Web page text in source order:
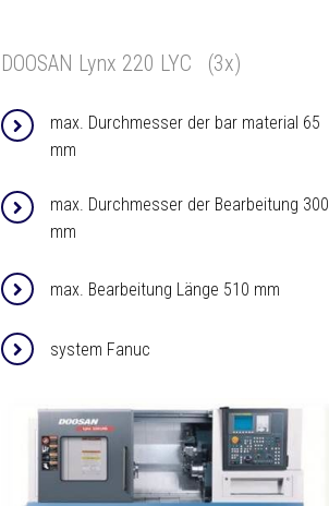
DOOSAN Lynx 220 LYC (3x)
max. Durchmesser der bar material 65
mm
max. Durchmesser der Bearbeitung 300
mm
max. Bearbeitung Länge 510 mm
system Fanuc